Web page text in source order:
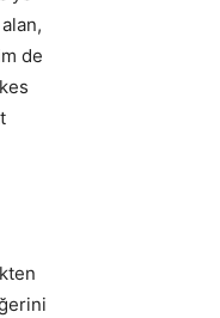
de